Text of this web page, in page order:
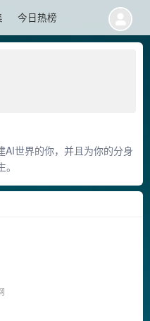
今日热榜
世界的你，并且为你的分身